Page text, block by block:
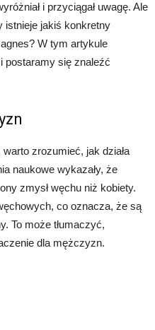
i przyciągał uwagę. Ale
istnieje jakiś konkretny
W tym artykule
postaramy się znaleźć
zrozumieć, jak działa
naukowe wykazały, że
zmysł węchu niż kobiety.
co oznacza, że są
To może tłumaczyć,
dla mężczyzn.